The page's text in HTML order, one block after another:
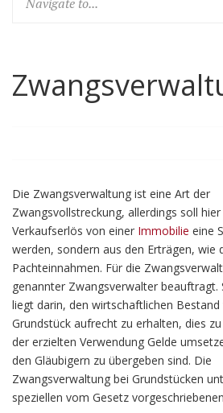
Die Zwangsverwaltung ist eine Art der
Zwangsvollstreckung, allerdings soll
Verkaufserlös von einer Immobilie eine
werden, sondern aus den Erträgen, wie
Pachteinnahmen. Für die
genannter Zwangsverwalter beauftragt.
liegt darin, den wirtschaftlichen
Grundstück aufrecht zu erhalten, dies
der erzielten Verwendung Gelde
den Gläubigern zu übergeben sind. Die
Zwangsverwaltung bei Grundstücken
speziellen vom Gesetz